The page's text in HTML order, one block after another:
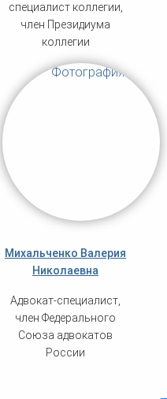
специалист коллегии,
член Президиума
коллегии
Михальченко Валерия
Николаевна
Адвокат-специалист,
член Федерального
Союза адвокатов
России